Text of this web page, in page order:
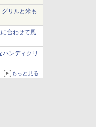
リルと米も
合わせて風
ハンディクリ
もっと見る